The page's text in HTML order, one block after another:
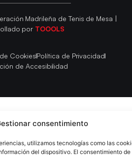
consentimiento
utilizamos tecnologías como las
del dispositivo. El consentimiento de
Madrileña de Tenis de Mesa |
por TOOOLS
CookiesPolítica de Privacidad
de Accesibilidad